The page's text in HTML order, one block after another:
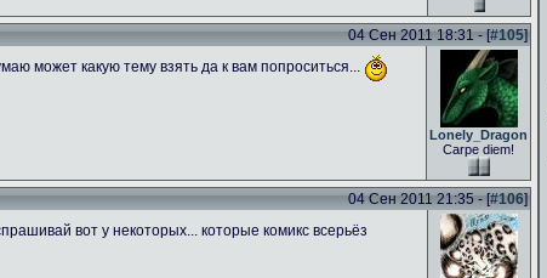
04 Сен 2011 18:31 - [#105]
может какую тему взять да к вам попроситься...
Lonely_Dragon
Carpe diem!
04 Сен 2011 21:35 - [#106]
вот у некоторых... которые комикс всерьёз